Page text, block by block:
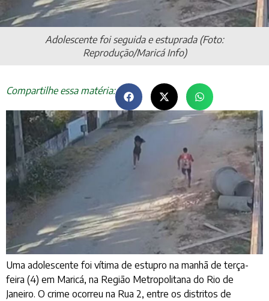
Adolescente foi seguida e estuprada (Foto:
Reprodução/Maricá Info)
Compartilhe essa matéria:
Uma adolescente foi vítima de estupro na manhã de terça-
feira (4) em Maricá, na Região Metropolitana do Rio de
Janeiro. O crime ocorreu na Rua 2, entre os distritos de